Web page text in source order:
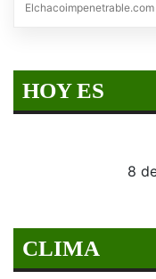
Elchacoimpenetrable.com
HOY ES
8
CLIMA